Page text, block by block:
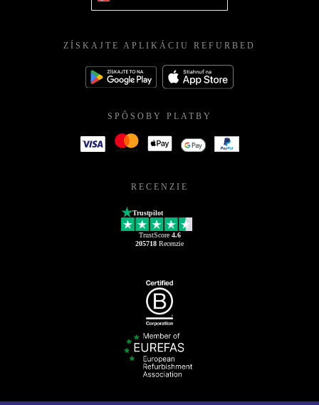
ZÍSKAJTE APLIKÁCIU REFURBED
SPÔSOBY PLATBY
RECENZIE
Trustpilot
TrustScore 4.6
205718 Recenzie